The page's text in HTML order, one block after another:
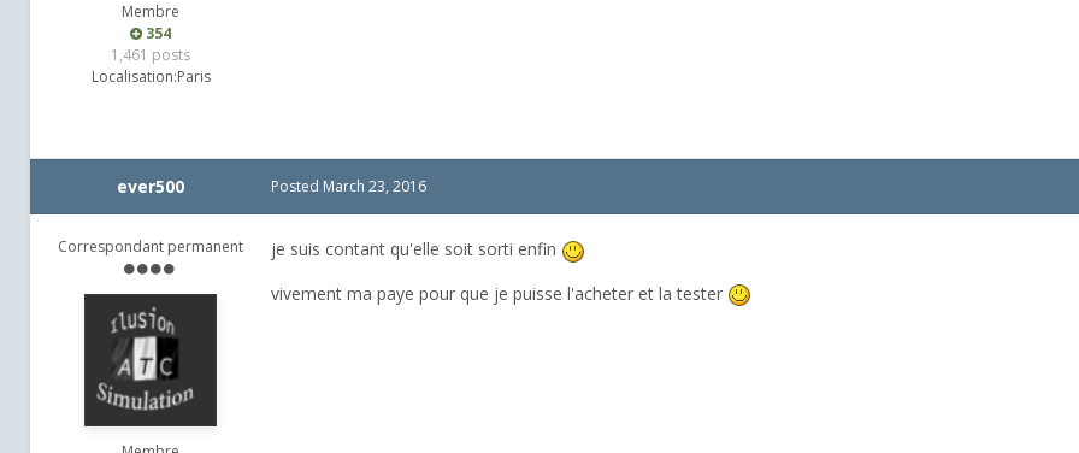
Membre
354
1,461 posts
Localisation:Paris
ever500
Correspondant permanent
Posted March 23, 2016
je suis contant qu'elle soit sorti enfin
vivement ma paye pour que je puisse l'acheter et la tester